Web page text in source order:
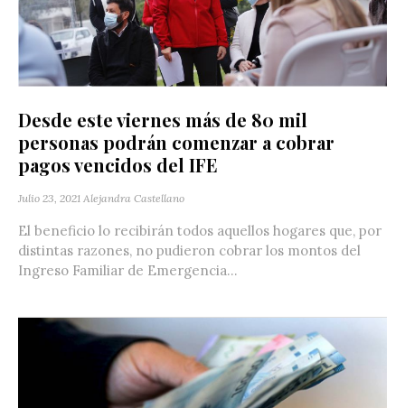
Desde este viernes más de 80 mil
personas podrán comenzar a cobrar
pagos vencidos del IFE
Julio 23, 2021 Alejandra Castellano
El beneficio lo recibirán todos aquellos hogares que, por
distintas razones, no pudieron cobrar los montos del
Ingreso Familiar de Emergencia...